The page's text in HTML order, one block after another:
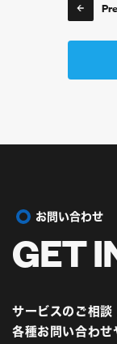
お問い合わせ
GET
サービスのご相
各種お問い合わ